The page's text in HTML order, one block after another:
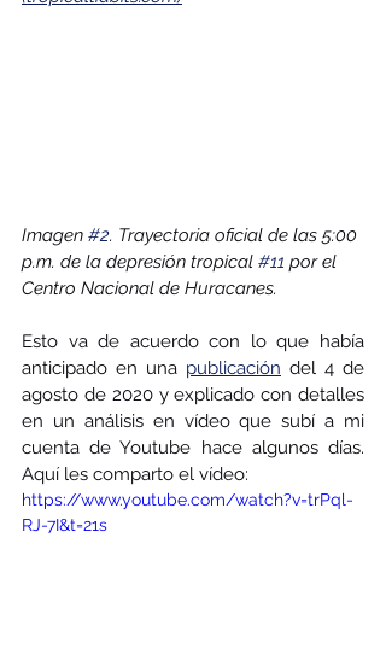
Imagen #2. Trayectoria oficial de las 5:00
p.m. de la depresión tropical #11 por el
Centro Nacional de Huracanes.
Esto va de acuerdo con lo que había
anticipado en una publicación del 4 de
agosto de 2020 y explicado con detalles
en un análisis en vídeo que subí a mi
cuenta de Youtube hace algunos días.
Aquí les comparto el vídeo:
https://www.youtube.com/watch?v=trPql-
RJ-7I&t=21s